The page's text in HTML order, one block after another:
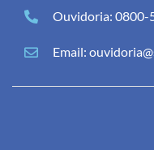
Ouvidoria: 0800-
Email: